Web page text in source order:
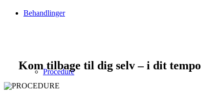
Behandlinger
Procedure
Kom tilbage til dig selv – i dit tempo